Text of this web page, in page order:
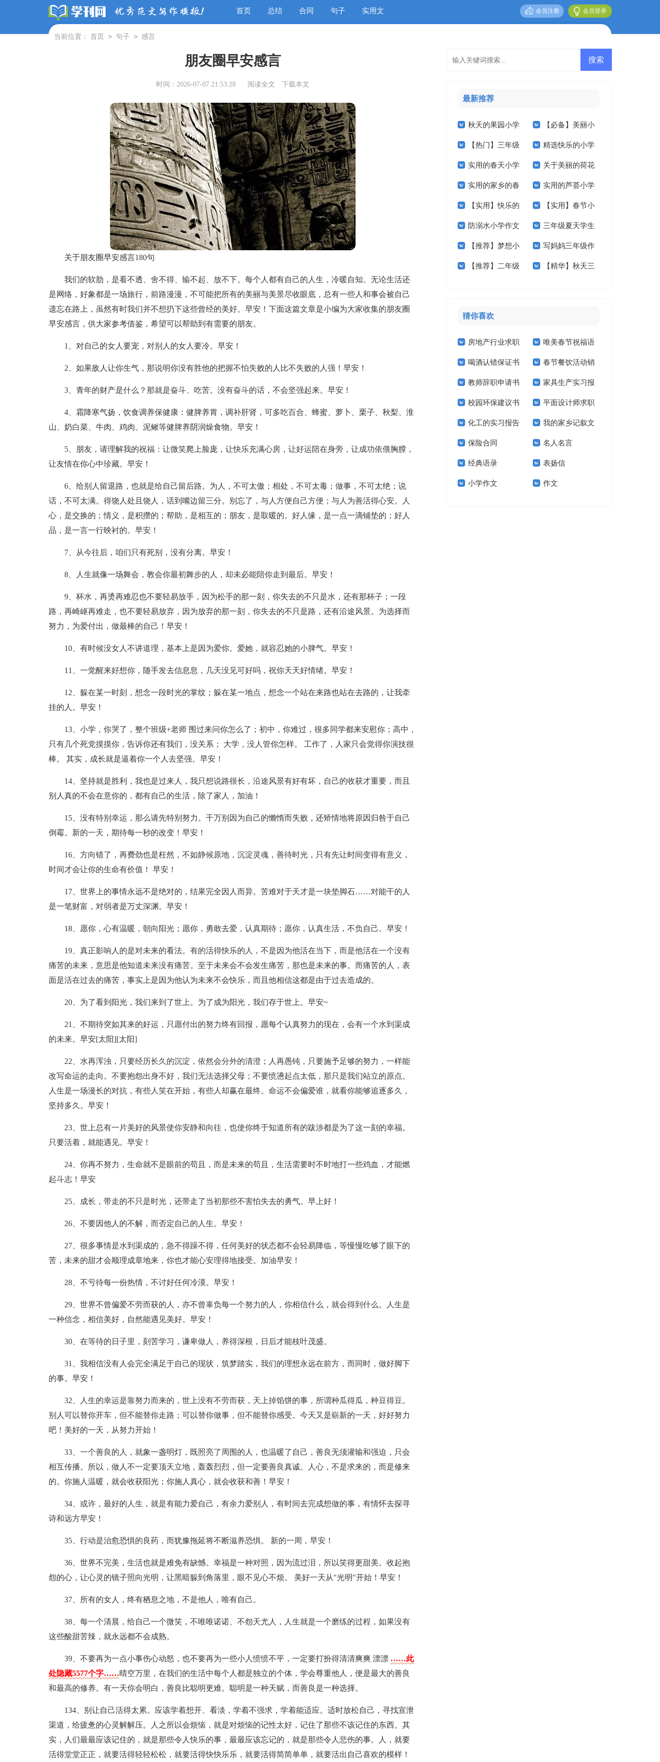
首页 总结 合同 句子 实用文 会员登录
会员注册
当前位置： 首页 > 句子 > 感言
朋友圈早安感言
时间：2026-07-07 21:53:28 阅读全文 下载本文
关于朋友圈早安感言180句
我们的软肋，是看不透、舍不得、输不起、放不下。每个人都有自己的人生，冷暖自知。无论生活还
是网络，好象都是一场旅行，前路漫漫，不可能把所有的美丽与美景尽收眼底，总有一些人和事会被自己
遗忘在路上，虽然有时我们并不想扔下这些曾经的美好。早安！下面这篇文章是小编为大家收集的朋友圈
早安感言，供大家参考借鉴，希望可以帮助到有需要的朋友。
1、对自己的女人要宠，对别人的女人要冷。早安！
2、如果敌人让你生气，那说明你没有胜他的把握不怕失败的人比不失败的人强！早安！
3、青年的财产是什么？那就是奋斗、吃苦。没有奋斗的话，不会坚强起来。早安！
4、霜降寒气扬，饮食调养保健康：健脾养胃，调补肝肾，可多吃百合、蜂蜜、萝卜、栗子、秋梨、淮
山、奶白菜、牛肉、鸡肉、泥鳅等健脾养阴润燥食物。早安！
5、朋友，请理解我的祝福：让微笑爬上脸庞，让快乐充满心房，让好运陪在身旁，让成功依偎胸膛，
让友情在你心中珍藏。早安！
6、给别人留退路，也就是给自己留后路。为人，不可太傲；相处，不可太毒；做事，不可太绝；说
话，不可太满。得饶人处且饶人，话到嘴边留三分。别忘了，与人方便自己方便；与人为善活得心安。人
心，是交换的；情义，是积攒的；帮助，是相互的；朋友，是取暖的。好人缘，是一点一滴铺垫的；好人
品，是一言一行映衬的。早安！
7、从今往后，咱们只有死别，没有分离。早安！
8、人生就像一场舞会，教会你最初舞步的人，却未必能陪你走到最后。早安！
9、杯水，再烫再难忍也不要轻易放手，因为松手的那一刻，你失去的不只是水，还有那杯子；一段
路，再崎岖再难走，也不要轻易放弃，因为放弃的那一刻，你失去的不只是路，还有沿途风景。为选择而
努力，为爱付出，做最棒的自己！早安！
10、有时候没女人不讲道理，基本上是因为爱你。爱她，就容忍她的小脾气。早安！
11、一觉醒来好想你，随手发去信息息，几天没见可好吗，祝你天天好情绪。早安！
12、躲在某一时刻，想念一段时光的掌纹；躲在某一地点，想念一个站在来路也站在去路的，让我牵
挂的人。早安！
13、小学，你哭了，整个班级+老师 围过来问你怎么了；初中，你难过，很多同学都来安慰你；高中，
只有几个死党摸摸你，告诉你还有我们，没关系； 大学，没人管你怎样。 工作了，人家只会觉得你演技很
棒。 其实，成长就是逼着你一个人去坚强。早安！
14、坚持就是胜利，我也是过来人，我只想说路很长，沿途风景有好有坏，自己的收获才重要，而且
别人真的不会在意你的，都有自己的生活，除了家人，加油！
15、没有特别幸运，那么请先特别努力。千万别因为自己的懒惰而失败，还矫情地将原因归咎于自己
倒霉。新的一天，期待每一秒的改变！早安！
16、方向错了，再费劲也是枉然，不如静候原地，沉淀灵魂，善待时光，只有先让时间变得有意义，
时间才会让你的生命有价值！ 早安！
17、世界上的事情永远不是绝对的，结果完全因人而异。苦难对于天才是一块垫脚石……对能干的人
是一笔财富，对弱者是万丈深渊。早安！
18、愿你，心有温暖，朝向阳光；愿你，勇敢去爱，认真期待；愿你，认真生活，不负自己。早安！
19、真正影响人的是对未来的看法。有的活得快乐的人，不是因为他活在当下，而是他活在一个没有
痛苦的未来，意思是他知道未来没有痛苦。至于未来会不会发生痛苦，那也是未来的事。而痛苦的人，表
面是活在过去的痛苦，事实上是因为他认为未来不会快乐，而且他相信这都是由于过去造成的。
20、为了看到阳光，我们来到了世上。为了成为阳光，我们存于世上。早安~
21、不期待突如其来的好运，只愿付出的努力终有回报，愿每个认真努力的现在，会有一个水到渠成
的未来。早安[太阳][太阳]
22、水再浑浊，只要经历长久的沉淀，依然会分外的清澄；人再愚钝，只要施予足够的努力，一样能
改写命运的走向。不要抱怨出身不好，我们无法选择父母；不要愤懑起点太低，那只是我们站立的原点。
人生是一场漫长的对抗，有些人笑在开始，有些人却赢在最终。命运不会偏爱谁，就看你能够追逐多久，
坚持多久。早安！
23、世上总有一片美好的风景使你安静和向往，也使你终于知道所有的跋涉都是为了这一刻的幸福。
只要活着，就能遇见。早安！
24、你再不努力，生命就不是眼前的苟且，而是未来的苟且，生活需要时不时地打一些鸡血，才能燃
起斗志！早安
25、成长，带走的不只是时光，还带走了当初那些不害怕失去的勇气。早上好！
26、不要因他人的不解，而否定自己的人生。早安！
27、很多事情是水到渠成的，急不得躁不得，任何美好的状态都不会轻易降临，等慢慢吃够了眼下的
苦，未来的甜才会顺理成章地来，你也才能心安理得地接受。加油早安！
28、不亏待每一份热情，不讨好任何冷漠。早安！
29、世界不曾偏爱不劳而获的人，亦不曾辜负每一个努力的人，你相信什么，就会得到什么。人生是
一种信念，相信美好，自然能遇见美好。早安！
30、在等待的日子里，刻苦学习，谦卑做人，养得深根，日后才能枝叶茂盛。
31、我相信没有人会完全满足于自己的现状，筑梦踏实，我们的理想永远在前方，而同时，做好脚下
的事。早安！
32、人生的幸运是靠努力而来的，世上没有不劳而获，天上掉馅饼的事，所谓种瓜得瓜，种豆得豆。
别人可以替你开车，但不能替你走路；可以替你做事，但不能替你感受。今天又是崭新的一天，好好努力
吧！美好的一天，从努力开始！
33、一个善良的人，就象一盏明灯，既照亮了周围的人，也温暖了自己，善良无须灌输和强迫，只会
相互传播。所以，做人不一定要顶天立地，轰轰烈烈，但一定要善良真诚。人心，不是求来的，而是修来
的。你施人温暖，就会收获阳光；你施人真心，就会收获和善！早安！
34、或许，最好的人生，就是有能力爱自己，有余力爱别人，有时间去完成想做的事，有情怀去探寻
诗和远方早安！
35、行动是治愈恐惧的良药，而犹豫拖延将不断滋养恐惧。 新的一周，早安！
36、世界不完美，生活也就是难免有缺憾。幸福是一种对照，因为流过泪，所以笑得更甜美。收起抱
怨的心，让心灵的镜子照向光明，让黑暗躲到角落里，眼不见心不烦。 美好一天从"光明"开始！早安！
37、所有的女人，终有栖息之地，不是他人，唯有自己。
38、每一个清晨，给自己一个微笑，不唯唯诺诺、不怨天尤人，人生就是一个磨练的过程，如果没有
这些酸甜苦辣，就永远都不会成熟。
39、不要再为一点小事伤心动怒，也不要再为一些小人愤愤不平，一定要打扮得清清爽爽 漂漂 ……此
处隐藏5577个字……晴空万里，在我们的生活中每个人都是独立的个体，学会尊重他人，便是最大的善良
和最高的修养。有一天你会明白，善良比聪明更难。聪明是一种天赋，而善良是一种选择。
134、别让自己活得太累。应该学着想开、看淡，学着不强求，学着能适应。适时放松自己，寻找宣泄
渠道，给疲惫的心灵解解压。人之所以会烦恼，就是对烦恼的记性太好，记住了那些不该记住的东西。其
实，人们最最应该记住的，就是那些令人快乐的事，最最应该忘记的，就是那些令人悲伤的事。人，就要
活得堂堂正正，就要活得轻轻松松，就要活得快快乐乐，就要活得简简单单，就要活出自己喜欢的模样！
最新推荐
秋天的果园小学
作文300字三篇
【必备】美丽小
学作文300字3篇
【热门】三年级
叙事作文300字集锦
9篇
精选快乐的小学
作文600字十篇
实用的春天小学
作文300字3篇
关于美丽的荷花
小学作文合集5篇
实用的家乡的春
节小学作文6篇
实用的芦荟小学
作文汇总九篇
【实用】快乐的
小学作文300字4篇
【实用】春节小
学作文400字4篇
防溺水小学作文
400字三篇
三年级夏天学生
作文
【推荐】梦想小
学作文300字4篇
写妈妈三年级作
文
【推荐】二年级 【精华】秋天三
猜你喜欢
房地产行业求职
信
唯美春节祝福语
喝酒认错保证书 春节餐饮活动销
售工作计划
教师辞职申请书 家具生产实习报
告
校园环保建议书 平面设计师求职
信14篇
化工的实习报告 我的家乡记叙文
15篇
保险合同 名人名言
经典语录 表扬信
小学作文 作文